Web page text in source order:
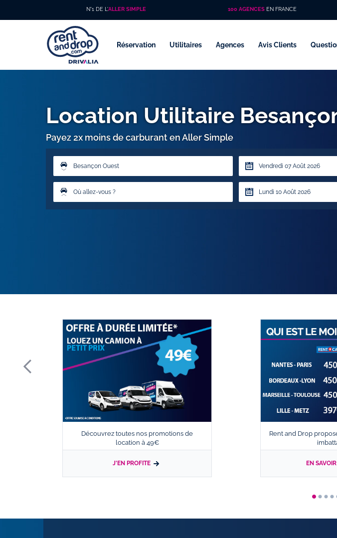
N°1 DE L'ALLER SIMPLE 100 AGENCESEN FRANCE
Réservation Utilitaires Agences Avis Clients
Location Utilitaire
Payez 2x moins de carburant en Aller Simple
Besançon Ouest
Où allez-vous ?
Découvrez toutes nos promotions de
location à 49€
J'EN PROFITE
Rent and Drop
EN